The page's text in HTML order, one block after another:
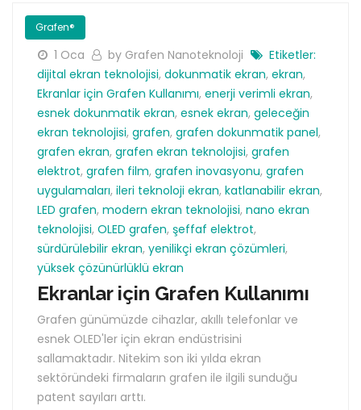
Grafen®
1 Oca by Grafen Nanoteknoloji
Etiketler:
dijital ekran teknolojisi, dokunmatik ekran, ekran,
Ekranlar için Grafen Kullanımı, enerji verimli ekran,
esnek dokunmatik ekran, esnek ekran, geleceğin
ekran teknolojisi, grafen, grafen dokunmatik panel,
grafen ekran, grafen ekran teknolojisi, grafen
elektrot, grafen film, grafen inovasyonu, grafen
uygulamaları, ileri teknoloji ekran, katlanabilir ekran,
LED grafen, modern ekran teknolojisi, nano ekran
teknolojisi, OLED grafen, şeffaf elektrot,
sürdürülebilir ekran, yenilikçi ekran çözümleri,
yüksek çözünürlüklü ekran
Ekranlar için Grafen Kullanımı
Grafen günümüzde cihazlar, akıllı telefonlar ve
esnek OLED'ler için ekran endüstrisini
sallamaktadır. Nitekim son iki yılda ekran
sektöründeki firmaların grafen ile ilgili sunduğu
patent sayıları arttı.